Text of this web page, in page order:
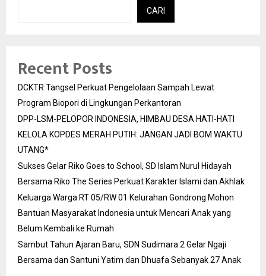
CARI
Recent Posts
DCKTR Tangsel Perkuat Pengelolaan Sampah Lewat
Program Biopori di Lingkungan Perkantoran
DPP-LSM-PELOPOR INDONESIA, HIMBAU DESA HATI-HATI
KELOLA KOPDES MERAH PUTIH: JANGAN JADI BOM WAKTU
UTANG*
Sukses Gelar Riko Goes to School, SD Islam Nurul Hidayah
Bersama Riko The Series Perkuat Karakter Islami dan Akhlak
Keluarga Warga RT 05/RW 01 Kelurahan Gondrong Mohon
Bantuan Masyarakat Indonesia untuk Mencari Anak yang
Belum Kembali ke Rumah
Sambut Tahun Ajaran Baru, SDN Sudimara 2 Gelar Ngaji
Bersama dan Santuni Yatim dan Dhuafa Sebanyak 27 Anak